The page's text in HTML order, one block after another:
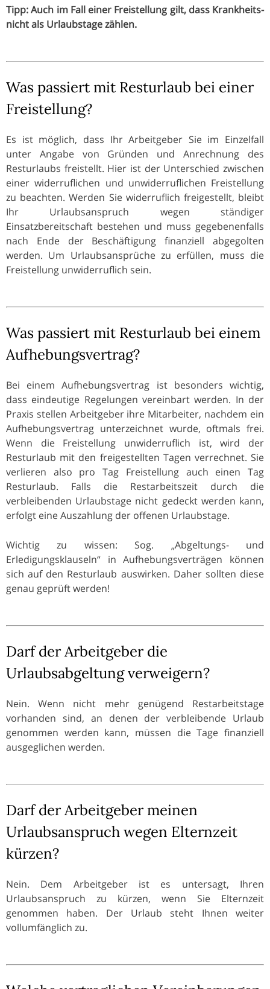
Tipp: Auch im Fall einer Freistellung gilt, dass Krankheits-
nicht als Urlaubstage zählen.
Was passiert mit Resturlaub bei einer
Freistellung?
Es ist möglich, dass Ihr Arbeitgeber Sie im Einzelfall
unter Angabe von Gründen und Anrechnung des
Resturlaubs freistellt. Hier ist der Unterschied zwischen
einer widerruflichen und unwiderruflichen Freistellung
zu beachten. Werden Sie widerruflich freigestellt, bleibt
Ihr Urlaubsanspruch wegen ständiger
Einsatzbereitschaft bestehen und muss gegebenenfalls
nach Ende der Beschäftigung finanziell abgegolten
werden. Um Urlaubsansprüche zu erfüllen, muss die
Freistellung unwiderruflich sein.
Was passiert mit Resturlaub bei einem
Aufhebungsvertrag?
Bei einem Aufhebungsvertrag ist besonders wichtig,
dass eindeutige Regelungen vereinbart werden. In der
Praxis stellen Arbeitgeber ihre Mitarbeiter, nachdem ein
Aufhebungsvertrag unterzeichnet wurde, oftmals frei.
Wenn die Freistellung unwiderruflich ist, wird der
Resturlaub mit den freigestellten Tagen verrechnet. Sie
verlieren also pro Tag Freistellung auch einen Tag
Resturlaub. Falls die Restarbeitszeit durch die
verbleibenden Urlaubstage nicht gedeckt werden kann,
erfolgt eine Auszahlung der offenen Urlaubstage.
Wichtig zu wissen: Sog. „Abgeltungs- und
Erledigungsklauseln“ in Aufhebungsverträgen können
sich auf den Resturlaub auswirken. Daher sollten diese
genau geprüft werden!
Darf der Arbeitgeber die
Urlaubsabgeltung verweigern?
Nein. Wenn nicht mehr genügend Restarbeitstage
vorhanden sind, an denen der verbleibende Urlaub
genommen werden kann, müssen die Tage finanziell
ausgeglichen werden.
Darf der Arbeitgeber meinen
Urlaubsanspruch wegen Elternzeit
kürzen?
Nein. Dem Arbeitgeber ist es untersagt, Ihren
Urlaubsanspruch zu kürzen, wenn Sie Elternzeit
genommen haben. Der Urlaub steht Ihnen weiter
vollumfänglich zu.